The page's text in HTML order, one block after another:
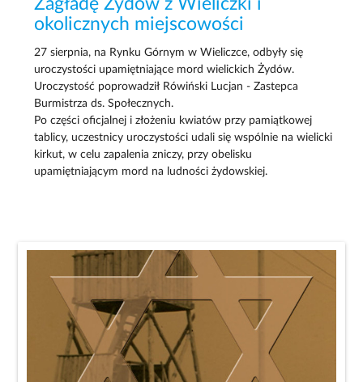
Zagładę Żydów z Wieliczki i
okolicznych miejscowości
27 sierpnia, na Rynku Górnym w Wieliczce, odbyły się
uroczystości upamiętniające mord wielickich Żydów.
Uroczystość poprowadził Rówiński Lucjan - Zastepca
Burmistrza ds. Społecznych.
Po części oficjalnej i złożeniu kwiatów przy pamiątkowej
tablicy, uczestnicy uroczystości udali się wspólnie na wielicki
kirkut, w celu zapalenia zniczy, przy obelisku
upamiętniającym mord na ludności żydowskiej.